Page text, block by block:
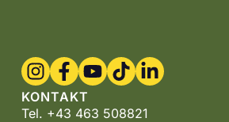
KONTAKT
Tel. +43 463 508821